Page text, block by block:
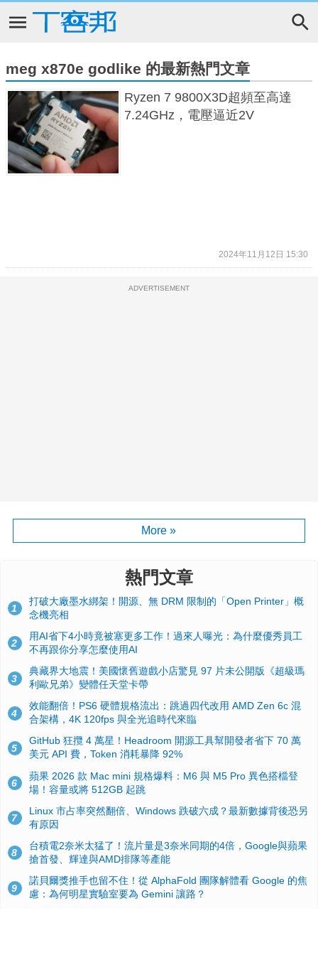
meg x870e godlike 的最新熱門文章
Ryzen 7 9800X3D超頻至高達
7.24GHz，電壓逼近2V
2024年11月12日 15:30
ADVERTISEMENT
More »
熱門文章
1
打破大廠墨水綁架！開源、無 DRM 限制的「Open Printer」概
念機亮相
2
用AI省下4小時竟被塞更多工作！過來人曝光：為什麼優秀員工
不再跟你分享怎麼使用AI
3
典藏界大地震！美國懷舊遊戲小店驚見 97 片未公開版《超級瑪
利歐兄弟》變體任天堂卡帶
4
效能翻倍！PS6 硬體規格流出：跳過四代改用 AMD Zen 6c 混
合架構，4K 120fps 與全光追時代來臨
5
GitHub 狂攬 4 萬星！Headroom 開源工具幫開發者省下 70 萬
美元 API 費，Token 消耗暴降 92%
6
蘋果 2026 款 Mac mini 規格爆料：M6 與 M5 Pro 異色搭檔登
場！容量或將 512GB 起跳
7
Linux 市占率突然翻倍、Windows 跌破六成？最新數據背後恐另
有原因
8
台積電2奈米太猛了！流片量是3奈米同期的4倍，Google與蘋果
搶首發、輝達與AMD排隊等產能
9
諾貝爾獎推手也留不住！從 AlphaFold 團隊解體看 Google 的焦
慮：為何明星實驗室要為 Gemini 讓路？